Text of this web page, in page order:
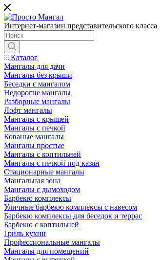
Интернет-магазин представительского класса
Каталог
Мангалы для дачи
Мангалы без крыши
Беседки с мангалом
Недорогие мангалы
Разборные мангалы
Лофт мангалы
Мангалы с крышей
Мангалы с печкой
Кованые мангалы
Мангалы простые
Мангалы с коптильней
Мангалы с печкой под казан
Стационарные мангалы
Мангальная зона
Мангалы с дымоходом
Барбекю комплексы
Уличные барбекю комплексы с навесом
Барбекю комплексы для беседок и террас
Барбекю с коптильней
Гриль кухни
Профессиональные мангалы
Мангалы для помещений